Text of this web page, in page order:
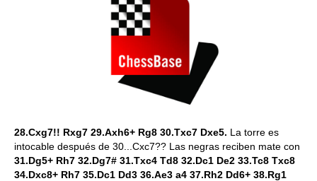
28.Cxg7!! Rxg7 29.Axh6+ Rg8 30.Txc7 Dxe5. La torre es
intocable después de 30...Cxc7?? Las negras reciben mate con
31.Dg5+ Rh7 32.Dg7# 31.Txc4 Td8 32.Dc1 De2 33.Tc8 Txc8
34.Dxc8+ Rh7 35.Dc1 Dd3 36.Ae3 a4 37.Rh2 Dd6+ 38.Rg1